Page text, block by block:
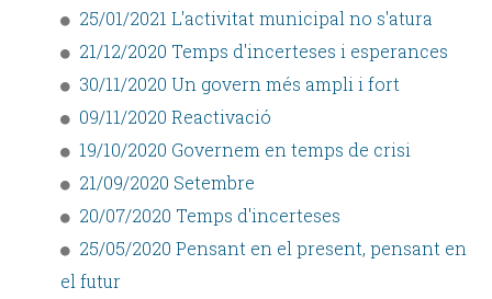
25/01/2021 L'activitat municipal no s'atura
21/12/2020 Temps d'incerteses i esperances
30/11/2020 Un govern més ampli i fort
09/11/2020 Reactivació
19/10/2020 Governem en temps de crisi
21/09/2020 Setembre
20/07/2020 Temps d'incerteses
25/05/2020 Pensant en el present, pensant en
el futur